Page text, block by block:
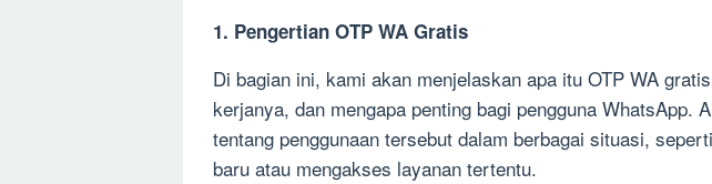
1. Pengertian OTP WA Gratis
Di bagian ini, kami akan menjelaskan apa itu OTP WA
kerjanya, dan mengapa penting bagi pengguna WhatsApp.
tentang penggunaan tersebut dalam berbagai situasi,
baru atau mengakses layanan tertentu.